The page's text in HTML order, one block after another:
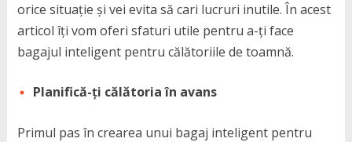
orice situație și vei evita să cari lucruri inutile. În acest
articol îți vom oferi sfaturi utile pentru a-ți face
bagajul inteligent pentru călătoriile de toamnă.
Planifică-ți călătoria în avans
Primul pas în crearea unui bagaj inteligent pentru